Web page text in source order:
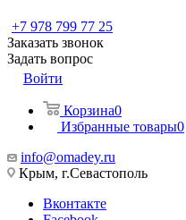
+7 978 799 77 25
Заказать звонок
Задать вопрос
Войти
Корзина0
Избранные товары0
info@omadey.ru
Крым, г.Севастополь
Вконтакте